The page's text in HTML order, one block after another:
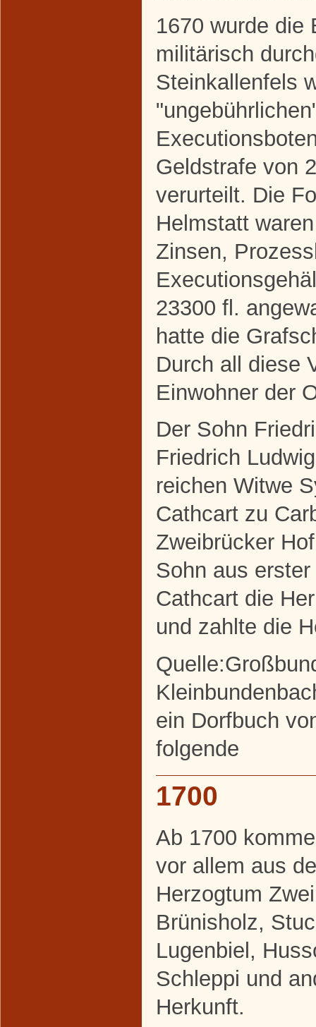
1670 wurde die
militärisch
Steinkallenfels
Geldstrafe von
verurteilt. Die
Helmstatt
Zinsen,
23300 fl.
hatte die
Durch all diese
Einwohner der
Der Sohn
Friedrich
reichen Witwe
Cathcart zu
Zweibrücker
Sohn aus
Cathcart die
und zahlte die
ein Dorfbuch
folgende
1700
Ab 1700
vor allem aus
Herzogtum
Brünisholz,
Lugenbiel,
Schleppi und
Herkunft.